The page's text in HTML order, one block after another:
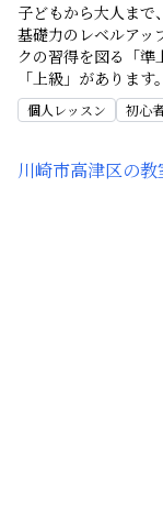
子どもから大人まで
基礎力のレベルアッ
クの習得を図る「準
「上級」があります
個人レッスン 初心
川崎市高津区の